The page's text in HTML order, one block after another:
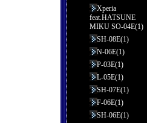
Xperia
feat.HATSUNE
MIKU SO-04E(1)
SH-08E(1)
N-06E(1)
P-03E(1)
L-05E(1)
SH-07E(1)
F-06E(1)
SH-06E(1)